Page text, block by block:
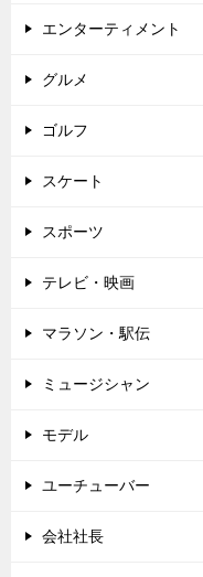
エンターティメント
グルメ
ゴルフ
スケート
スポーツ
テレビ・映画
マラソン・駅伝
ミュージシャン
モデル
ユーチューバー
会社社長